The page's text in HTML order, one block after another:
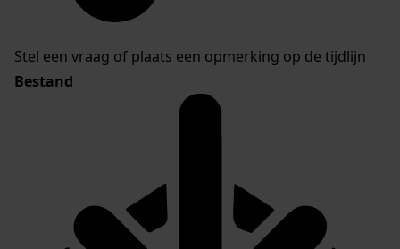
Stel een vraag of plaats een opmerking op de tijdlijn
Bestand